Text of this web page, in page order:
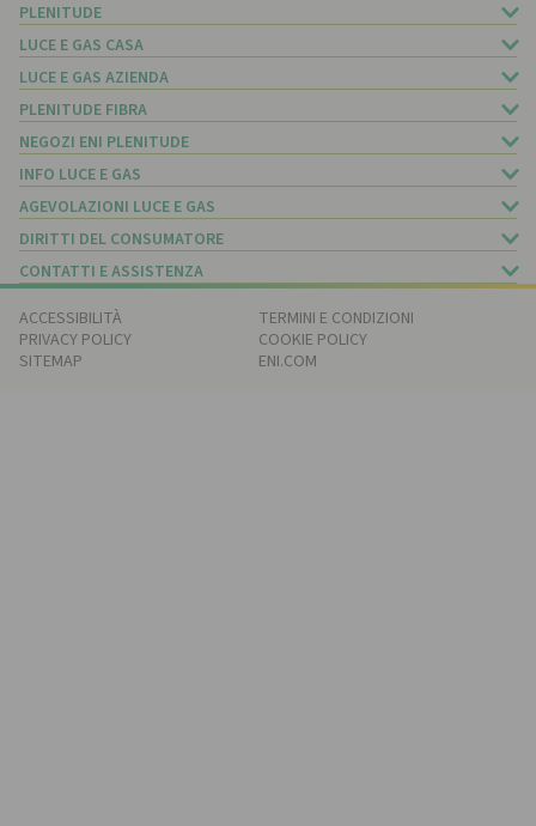
PLENITUDE
LUCE E GAS CASA
LUCE E GAS AZIENDA
PLENITUDE FIBRA
NEGOZI ENI PLENITUDE
INFO LUCE E GAS
AGEVOLAZIONI LUCE E GAS
DIRITTI DEL CONSUMATORE
CONTATTI E ASSISTENZA
ACCESSIBILITÀ
TERMINI E CONDIZIONI
PRIVACY POLICY
COOKIE POLICY
SITEMAP
ENI.COM